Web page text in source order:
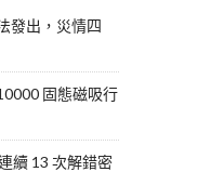
發出，災情四
固態磁吸行
續 13 次解錯密